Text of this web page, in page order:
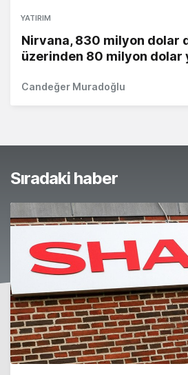
YATIRIM
Nirvana, 830 milyon dolar
üzerinden 80 milyon dolar
Candeğer Muradoğlu
Sıradaki haber